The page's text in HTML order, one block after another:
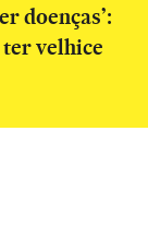
doenças’:
velhice